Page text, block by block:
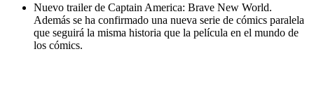
Nuevo trailer de Captain America: Brave New World.
Además se ha confirmado una nueva serie de cómics paralela
que seguirá la misma historia que la película en el mundo de
los cómics.